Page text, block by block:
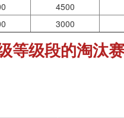
4500
3000
等级段的淘汰